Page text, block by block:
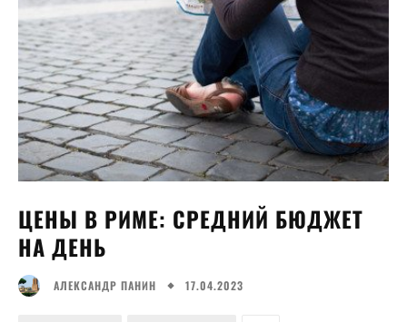
ЦЕНЫ В РИМЕ: СРЕДНИЙ БЮДЖЕТ
НА ДЕНЬ
АЛЕКСАНДР ПАНИН 17.04.2023